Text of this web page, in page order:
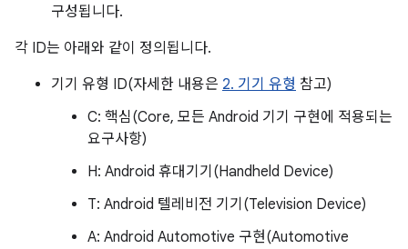
구성됩니다.
각 ID는 아래와 같이 정의됩니다.
기기 유형 ID(자세한 내용은 2. 기기 유형 참고)
C: 핵심(Core, 모든 Android 기기 구현에 적용되는
요구사항)
H: Android 휴대기기(Handheld Device)
T: Android 텔레비전 기기(Television Device)
A: Android Automotive 구현(Automotive